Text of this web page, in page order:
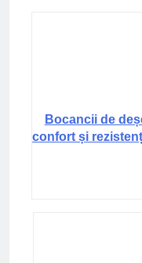
Bocancii de
confort și